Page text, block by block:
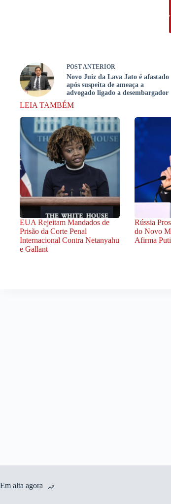
POSTANTERIOR
Novo Juiz da Lava Jato é afastado
após suspeita de ameaça a
advogado ligado a desembargador
LEIA TAMBÉM
EUA Rejeitam Mandados de
Prisão da Corte Penal
Internacional Contra Netanyahu
e Gallant
Rússia
do Novo
Afirma
Em alta agora